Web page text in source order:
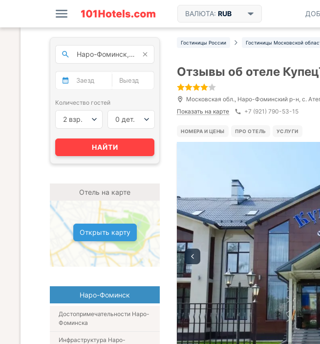
ВАЛЮТА: RUB
Гостиницы России Гостиницы Московской
Отзывы об отеле
Московская обл., Наро-Фоминский р-н, с.
Показать на карте
+7 (921) 790-53-15
НОМЕРА И ЦЕНЫ ПРО ОТЕЛЬ УСЛУГИ
Количество гостей
2 взр. 0 дет.
НАЙТИ
Отель на карте
Открыть карту
Наро-Фоминск
Достопримечательности Наро-
Фоминска
Инфраструктура Наро-